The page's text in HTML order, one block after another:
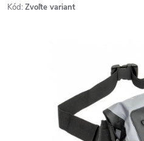
Kód: Zvoľte variant